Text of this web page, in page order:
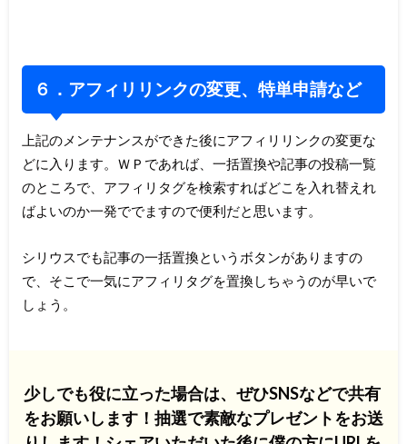
６．アフィリリンクの変更、特単申請など
上記のメンテナンスができた後にアフィリリンクの変更な
どに入ります。ＷＰであれば、一括置換や記事の投稿一覧
のところで、アフィリタグを検索すればどこを入れ替えれ
ばよいのか一発ででますので便利だと思います。
シリウスでも記事の一括置換というボタンがありますの
で、そこで一気にアフィリタグを置換しちゃうのが早いで
しょう。
少しでも役に立った場合は、ぜひSNSなどで共有
をお願いします！抽選で素敵なプレゼントをお送